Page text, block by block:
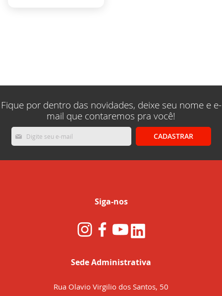
Fique por dentro das novidades, deixe seu nome e e-
mail que contaremos pra você!
Inscreva-
se
nossa
CADASTRAR
Siga-nos
Sede Administrativa
Rua Olavio Virgilio dos Santos, 50